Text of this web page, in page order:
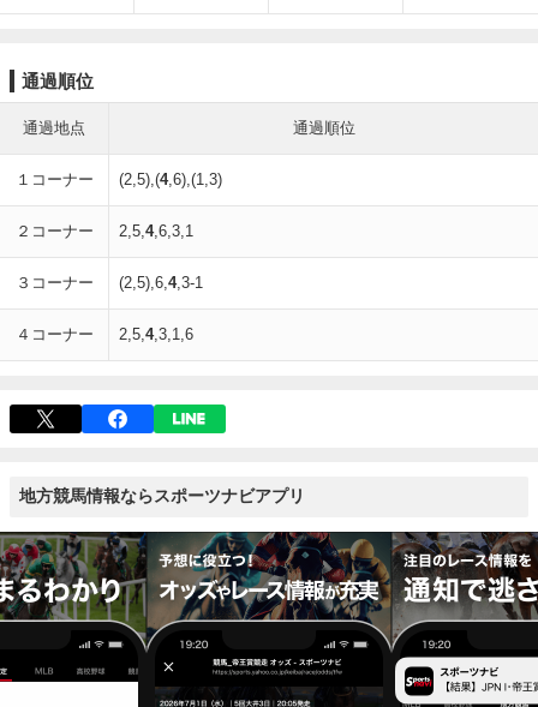
通過順位
通過地点 通過順位
１コーナー (2,5),(4,6),(1,3)
２コーナー 2,5,4,6,3,1
３コーナー (2,5),6,4,3-1
４コーナー 2,5,4,3,1,6
地方競馬情報ならスポーツナビアプリ